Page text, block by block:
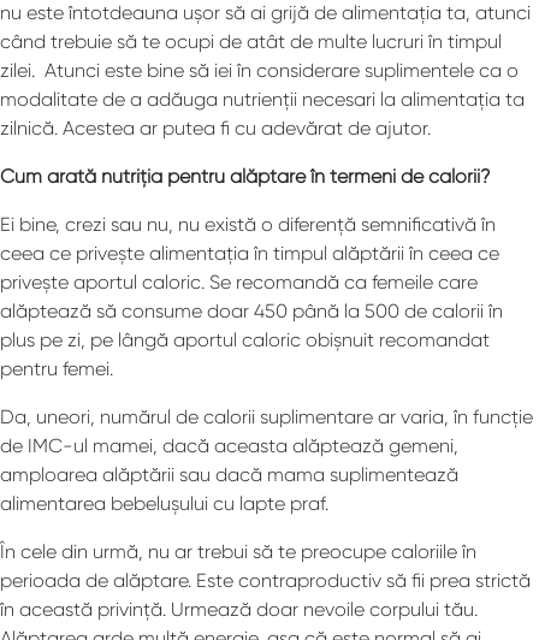
nu este întotdeauna ușor să ai grijă de alimentația ta, atunci
când trebuie să te ocupi de atât de multe lucruri în timpul
zilei. Atunci este bine să iei în considerare suplimentele ca o
modalitate de a adăuga nutrienții necesari la alimentația ta
zilnică. Acestea ar putea fi cu adevărat de ajutor.
Cum arată nutriția pentru alăptare în termeni de calorii?
Ei bine, crezi sau nu, nu există o diferență semnificativă în
ceea ce privește alimentația în timpul alăptării în ceea ce
privește aportul caloric. Se recomandă ca femeile care
alăptează să consume doar 450 până la 500 de calorii în
plus pe zi, pe lângă aportul caloric obișnuit recomandat
pentru femei.
Da, uneori, numărul de calorii suplimentare ar varia, în funcție
de IMC-ul mamei, dacă aceasta alăptează gemeni,
amploarea alăptării sau dacă mama suplimentează
alimentarea bebelușului cu lapte praf.
În cele din urmă, nu ar trebui să te preocupe caloriile în
perioada de alăptare. Este contraproductiv să fii prea strictă
în această privință. Urmează doar nevoile corpului tău.